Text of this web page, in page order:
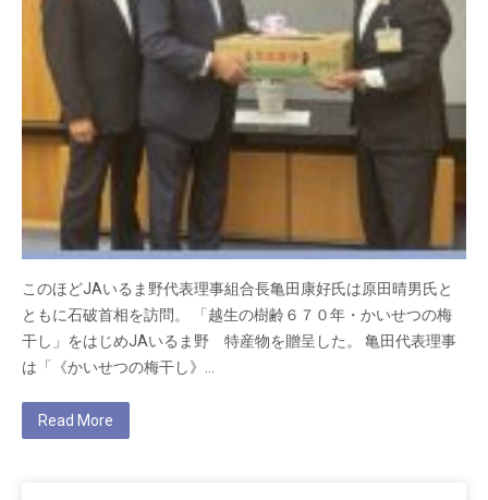
このほどJAいるま野代表理事組合長亀田康好氏は原田晴男氏と
ともに石破首相を訪問。 「越生の樹齢６７０年・かいせつの梅
干し」をはじめJAいるま野 特産物を贈呈した。 亀田代表理事
は「《かいせつの梅干し》…
Read More